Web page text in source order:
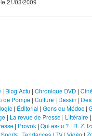
21/03/2009
| Blog Actu | Chronique DVD |
de Pompe | Culture | Dessin |
| Éditorial | Gens du Médoc |
| La revue de Presse | Littéraire |
| Provok | Qui es-tu ? | R. Z.
Sports | Tendances | TV | Vidéo |